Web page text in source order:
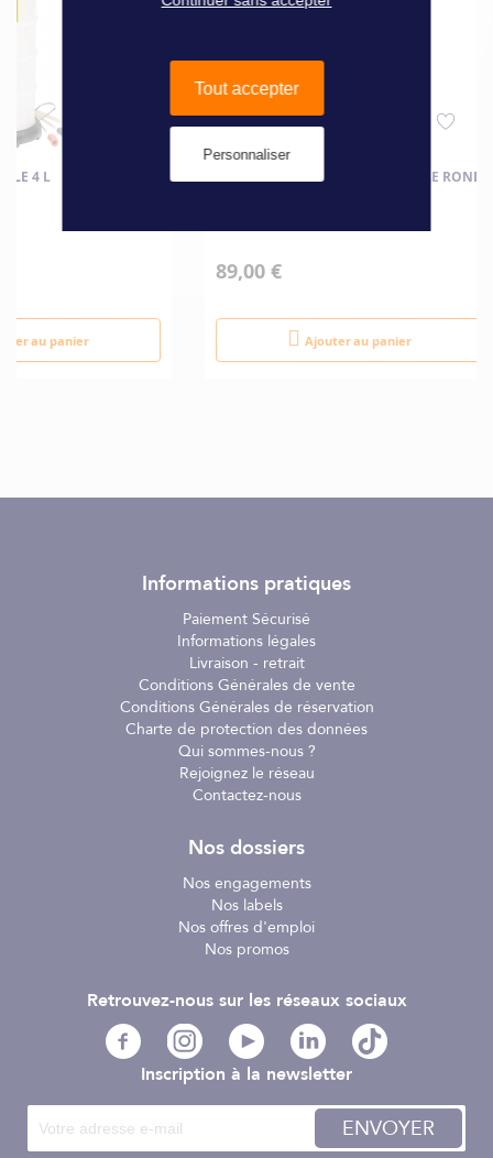
4 L
au panier
VIDANGEUR EXTRACTEUR D'HUILE ROND
89,00 €
Ajouter au panier
Informations pratiques
Paiement Sécurisé
Informations légales
Livraison - retrait
Conditions Générales de vente
Conditions Générales de réservation
Charte de protection des données
Qui sommes-nous ?
Rejoignez le réseau
Contactez-nous
Nos dossiers
Nos engagements
Nos labels
Nos offres d'emploi
Nos promos
Inscription à la newsletter
ENVOYER
Retrouvez-nous sur les réseaux sociaux
Tout accepter
Personnaliser